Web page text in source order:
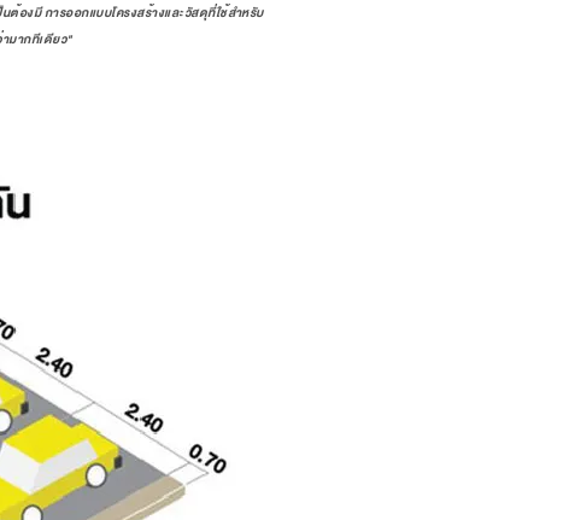
องมี การออกแบบโครงสร้างและวัสดุที่ใช้สำหรับ
มากทีเดียว"